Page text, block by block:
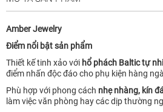
Amber Jewelry
Điểm nổi bật sản phẩm
Thiết kế tinh xảo với hổ phách Baltic tự
điểm nhấn độc đáo cho phụ kiện hàng
Phù hợp với phong cách nhẹ nhàng, kín
làm việc văn phòng hay các dịp thường